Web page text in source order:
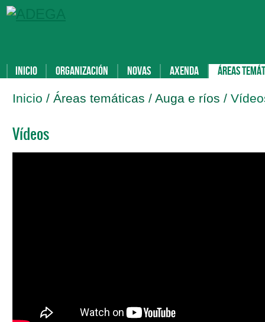
Inicio Organización Novas Axenda Áreas
Inicio / Áreas temáticas / Auga e ríos /
Vídeos